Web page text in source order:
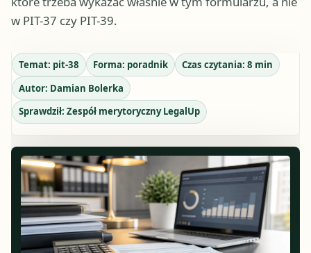
w PIT-37 czy PIT-39.
Temat: pit-38 Forma: poradnik Czas czytania: 8 min
Autor: Damian Bolerka
Sprawdził: Zespół merytoryczny LegalUp